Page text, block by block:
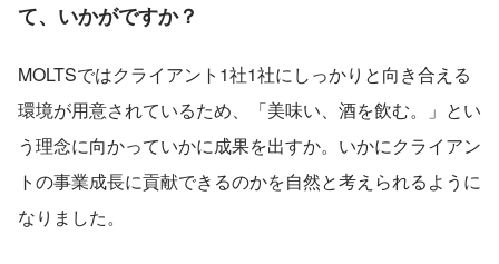
て、いかがですか？
MOLTSではクライアント1社1社にしっかりと向き合える
環境が用意されているため、「美味い、酒を飲む。」とい
う理念に向かっていかに成果を出すか。いかにクライアン
トの事業成長に貢献できるのかを自然と考えられるように
なりました。